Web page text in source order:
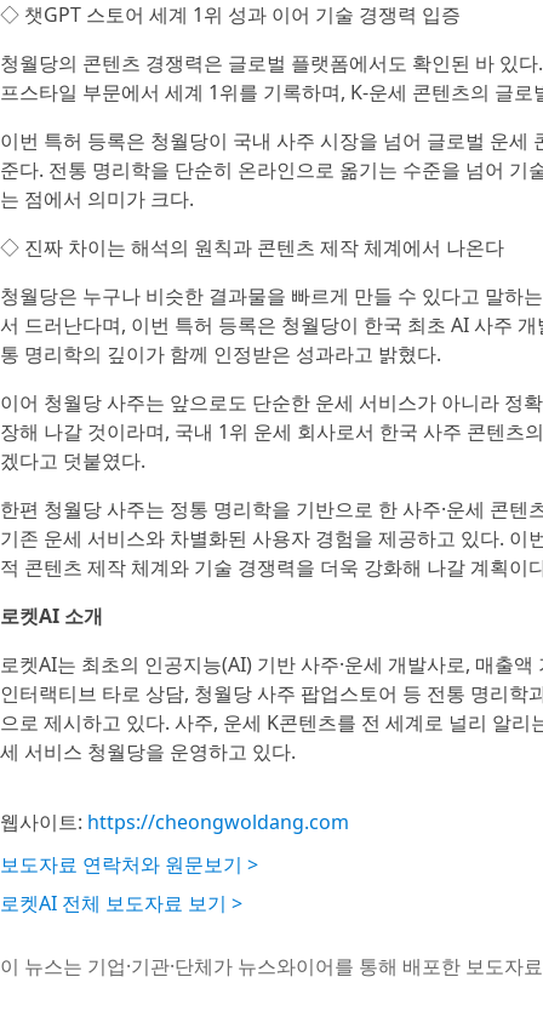
◇ 챗GPT 스토어 세계 1위 성과 이어 기술 경쟁력 입증
청월당의 콘텐츠 경쟁력은 글로벌 플랫폼에서도 확인된 바 있
프스타일 부문에서 세계 1위를 기록하며, K-운세 콘텐츠의 글로
이번 특허 등록은 청월당이 국내 사주 시장을 넘어 글로벌 운
준다. 전통 명리학을 단순히 온라인으로 옮기는 수준을 넘어
는 점에서 의미가 크다.
◇ 진짜 차이는 해석의 원칙과 콘텐츠 제작 체계에서 나온다
청월당은 누구나 비슷한 결과물을 빠르게 만들 수 있다고 말하
서 드러난다며, 이번 특허 등록은 청월당이 한국 최초 AI 사주
통 명리학의 깊이가 함께 인정받은 성과라고 밝혔다.
이어 청월당 사주는 앞으로도 단순한 운세 서비스가 아니라 정
장해 나갈 것이라며, 국내 1위 운세 회사로서 한국 사주 콘텐
겠다고 덧붙였다.
한편 청월당 사주는 정통 명리학을 기반으로 한 사주·운세 콘
기존 운세 서비스와 차별화된 사용자 경험을 제공하고 있다.
적 콘텐츠 제작 체계와 기술 경쟁력을 더욱 강화해 나갈 계획이
로켓AI 소개
로켓AI는 최초의 인공지능(AI) 기반 사주·운세 개발사로, 매출
인터랙티브 타로 상담, 청월당 사주 팝업스토어 등 전통 명리
으로 제시하고 있다. 사주, 운세 K콘텐츠를 전 세계로 널리 알
세 서비스 청월당을 운영하고 있다.
웹사이트: https://cheongwoldang.com
보도자료 연락처와 원문보기 >
로켓AI 전체 보도자료 보기 >
이 뉴스는 기업·기관·단체가 뉴스와이어를 통해 배포한 보도자